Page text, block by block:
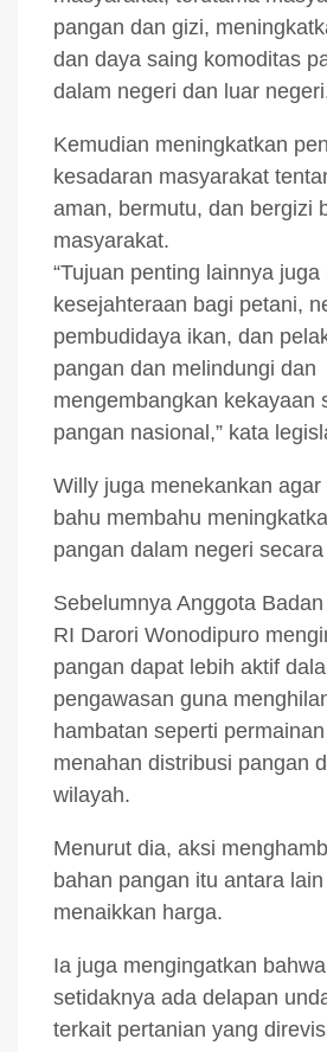
pangan dan gizi,
dan daya saing komoditas
dalam negeri dan luar
Kemudian meningkatkan
kesadaran masyarakat
aman, bermutu, dan bergizi
masyarakat.
“Tujuan penting lainnya
kesejahteraan bagi petani,
pembudidaya ikan, dan
pangan dan melindungi dan
mengembangkan kekayaan
pangan nasional,” kata
Willy juga menekankan
bahu membahu
pangan dalam negeri
Sebelumnya Anggota
RI Darori Wonodipuro
pangan dapat lebih aktif
pengawasan guna
hambatan seperti
menahan distribusi pangan
wilayah.
Menurut dia, aksi
bahan pangan itu antara
menaikkan harga.
Ia juga mengingatkan
setidaknya ada delapan
terkait pertanian yang